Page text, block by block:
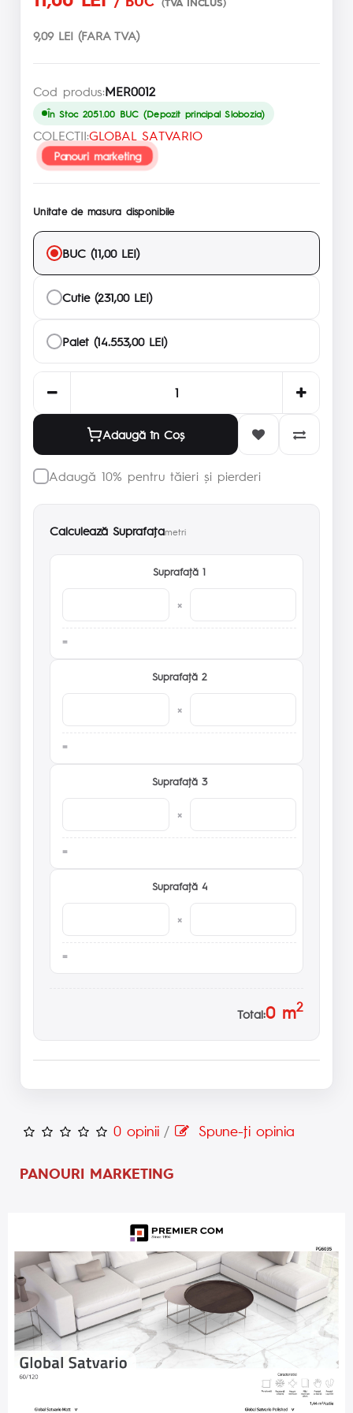
9,09 LEI (FARA TVA)
Cod produs:MER0012
În Stoc 2051.00 BUC (Depozit principal Slobozia)
COLECTII:GLOBAL SATVARIO
Panouri marketing
Unitate de masura disponibile
BUC (11,00 LEI)
Cutie (231,00 LEI)
Palet (14.553,00 LEI)
Adaugă în Coş
Adaugă 10% pentru tăieri și pierderi
Calculează Suprafaţametri
Suprafaţă 1
×
Suprafaţă 2
×
Suprafaţă 3
×
Suprafaţă 4
×
Total:0m2
0 opinii / Spune-ţi opinia
PANOURI MARKETING